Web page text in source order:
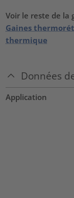
Voir le reste de la
Gaines
thermique
Données
Application